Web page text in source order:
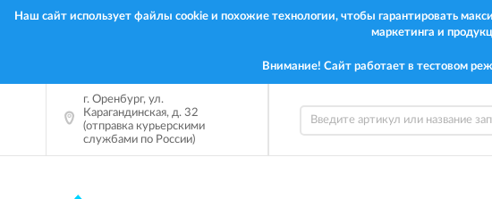
Наш сайт использует файлы cookie и похожие технологии, чтобы гарантировать
маркетинга и
Внимание! Сайт работает в тестовом
г. Оренбург, ул.
Карагандинская, д. 32
(отправка курьерскими
службами по России)